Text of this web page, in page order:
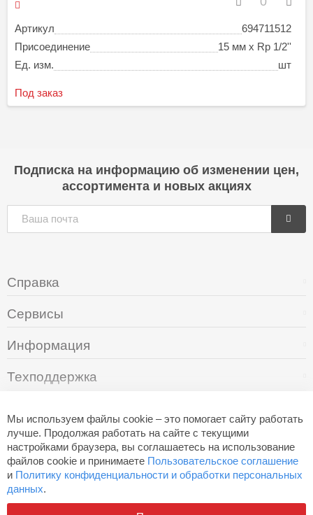
Артикул
694711512
Присоединение
15 мм x Rp 1/2''
Ед. изм.
шт
Под заказ
Мы используем файлы cookie – это помогает сайту работать
лучше. Продолжая работать на сайте с текущими
настройками браузера, вы соглашаетесь на использование
файлов cookie и принимаете Пользовательское соглашение
и Политику конфиденциальности и обработки персональных
данных.
Подписка на информацию об изменении цен,
ассортимента и новых акциях
Справка
Сервисы
Информация
Техподдержка
+7 (495) 249-05-94